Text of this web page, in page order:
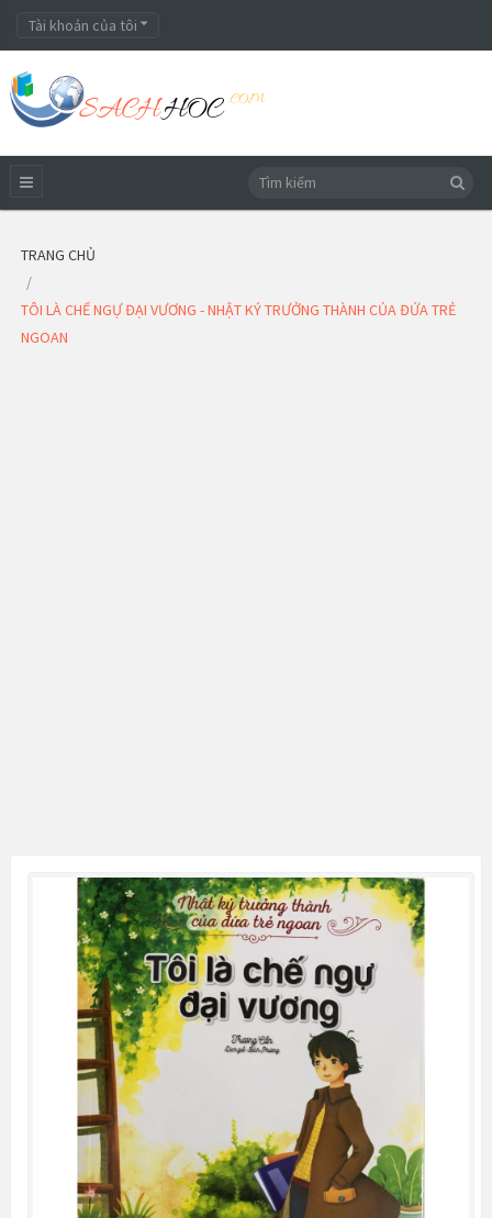
Tài khoản của tôi
TRANG CHỦ
TÔI LÀ CHẾ NGỰ ĐẠI VƯƠNG - NHẬT KÝ TRƯỞNG THÀNH CỦA ĐỨA TRẺ
NGOAN